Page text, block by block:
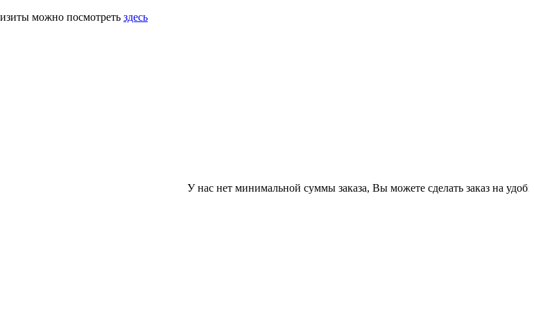
можно посмотреть здесь
У нас нет минимальной суммы заказа, Вы можете сделать заказ на удобную